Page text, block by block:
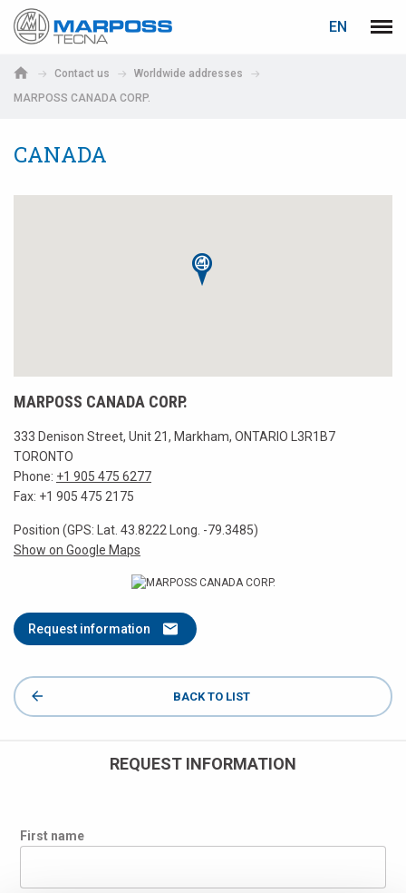
Marposs
EN
Menu
Contact us
Worldwide addresses
MARPOSS CANADA CORP.
CANADA
MARPOSS CANADA CORP.
333 Denison Street, Unit 21, Markham, ONTARIO L3R1B7
TORONTO
Phone: +1 905 475 6277
Fax: +1 905 475 2175
Position (GPS: Lat. 43.8222 Long. -79.3485)
Show on Google Maps
Request information
BACK TO LIST
REQUEST INFORMATION
First name
Deutsch
日本語 (Japanese)
LOGIN PASSWORD RECOVERY